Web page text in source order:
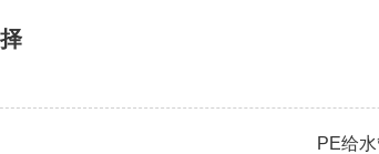
PE给